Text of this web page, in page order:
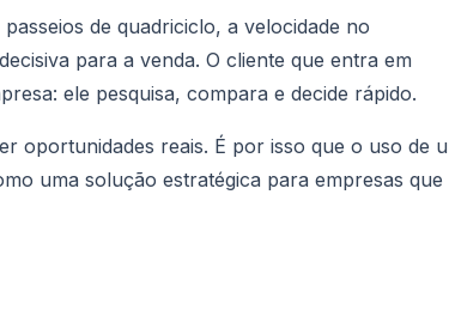
de quadriciclo, a velocidade no
para a venda. O cliente que entra em
ele pesquisa, compara e decide rápido.
oportunidades reais. É por isso que o uso de
uma solução estratégica para empresas que